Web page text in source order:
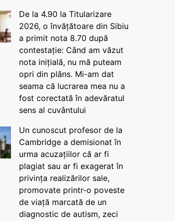
De la 4.90 la Titularizare
2026, o învățătoare din Sibiu
a primit nota 8.70 după
contestație: Când am văzut
nota inițială, nu mă puteam
opri din plâns. Mi-am dat
seama că lucrarea mea nu a
fost corectată în adevăratul
sens al cuvântului
Un cunoscut profesor de la
Cambridge a demisionat în
urma acuzațiilor că ar fi
plagiat sau ar fi exagerat în
privința realizărilor sale,
promovate printr-o poveste
de viață marcată de un
diagnostic de autism, zeci